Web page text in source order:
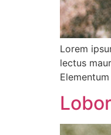
Lorem
lectus